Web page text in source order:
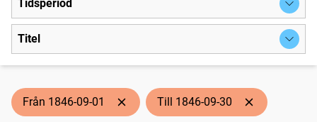
Tidsperiod
Titel
Från 1846-09-01 Till 1846-09-30